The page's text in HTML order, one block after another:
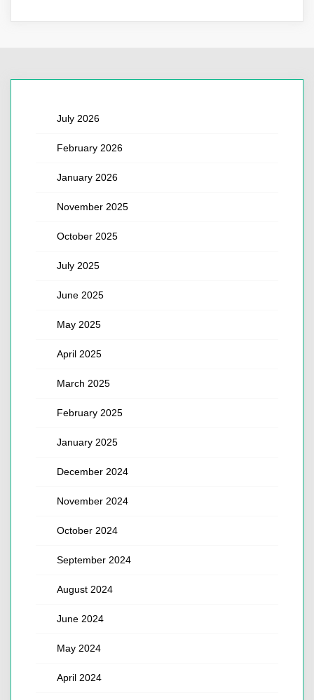
July 2026
February 2026
January 2026
November 2025
October 2025
July 2025
June 2025
May 2025
April 2025
March 2025
February 2025
January 2025
December 2024
November 2024
October 2024
September 2024
August 2024
June 2024
May 2024
April 2024